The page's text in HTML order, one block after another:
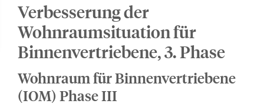
Verbesserung der
Wohnraumsituation für
Binnenvertriebene, 3. Phase
Wohnraum für Binnenvertriebene
(IOM) Phase III